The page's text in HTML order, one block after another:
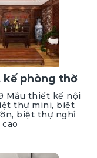
kế phòng thờ
Mẫu thiết kế nội
thự mini, biệt
biệt thự nghỉ